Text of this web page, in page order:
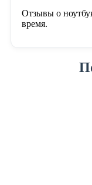
Отзывы о
время.